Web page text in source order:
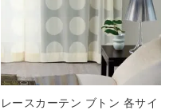
レースカーテン ブトン 各サイ